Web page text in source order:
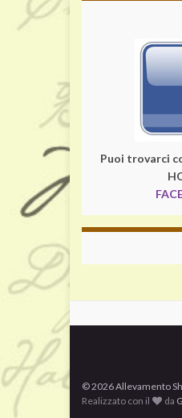
Puoi trovarci
© 2026 Allevamento
Realizzato con il
da